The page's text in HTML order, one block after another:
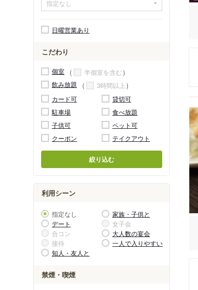
日曜営業あり
こだわり
個室
半個室を含む
飲み放題
3時間以上
カード可
貸切可
駐車場
食べ放題
子供可
ペット可
クーポン
テイクアウト
絞り込む
利用シーン
指定なし
家族・子供と
デート
女子会
合コン
大人数の宴会
接待
一人で入りやすい
知人・友人と
禁煙・喫煙